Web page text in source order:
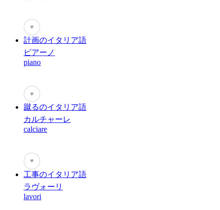
♥
計画のイタリア語
ピアーノ
piano
♥
蹴るのイタリア語
カルチャーレ
calciare
♥
工事のイタリア語
ラヴォーリ
lavori